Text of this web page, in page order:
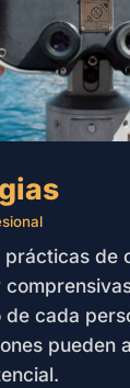
prácticas de
cada
pueden